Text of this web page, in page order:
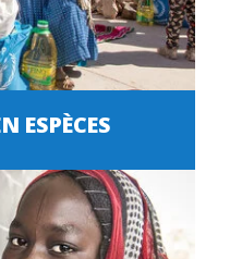
ESPÈCES